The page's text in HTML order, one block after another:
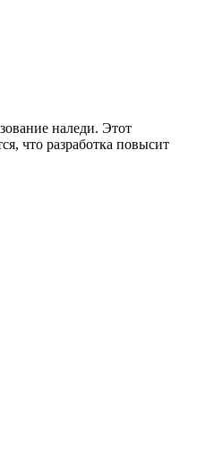
наледи. Этот
что разработка повысит